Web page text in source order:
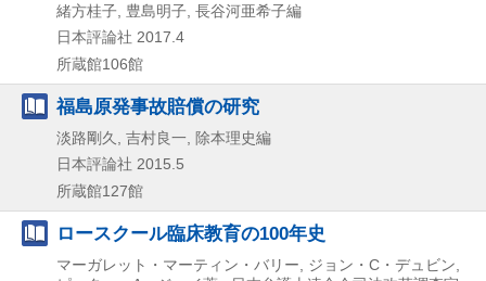
緒方桂子, 豊島明子, 長谷河亜希子編
日本評論社 2017.4
所蔵館106館
福島原発事故賠償の研究
淡路剛久, 吉村良一, 除本理史編
日本評論社 2015.5
所蔵館127館
ロースクール臨床教育の100年史
マーガレット・マーティン・バリー, ジョン・C・デュビン,